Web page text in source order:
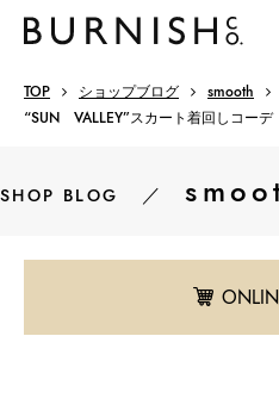
TOP ショップブログ
smooth
“SUN VALLEY”スカート着回しコー
SHOP BLOG ／